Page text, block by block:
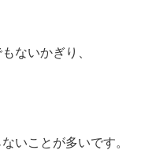
ないかぎり、
いことが多いです。